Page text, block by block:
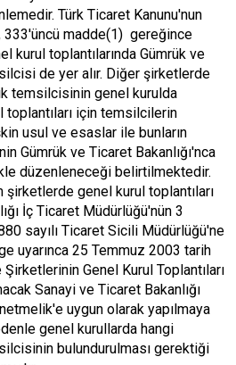
Türk Ticaret Kanunu'nun
333'üncü madde(1) gereğince
kurul toplantılarında Gümrük ve
de yer alır. Diğer şirketlerde
temsilcisinin genel kurulda
toplantıları için temsilcilerin
usul ve esaslar ile bunların
Gümrük ve Ticaret Bakanlığı'nca
düzenleneceği belirtilmektedir.
şirketlerde genel kurul toplantıları
İç Ticaret Müdürlüğü'nün 3
sayılı Ticaret Sicili Müdürlüğü'ne
uyarınca 25 Temmuz 2003 tarih
Genel Kurul Toplantıları
Sanayi ve Ticaret Bakanlığı
uygun olarak yapılmaya
genel kurullarda hangi
bulundurulması gerektiği